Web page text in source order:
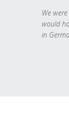
We
would
in